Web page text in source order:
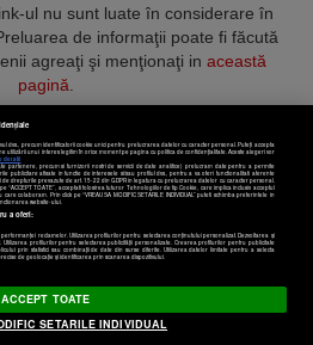
ul nu sunt luate în considerare în
de informaţii poate fi făcută
agreaţi şi menţionaţi in această
pagină
Cookies Contact
BUSINESSMEX S.A.
dvs., precum identificatorii cookie unici pentru prelucrarea datelor cu caracter personal. Puteți accepta
utilizării unui interes legitim în orice moment pe pagina cu politica de confidențialitate. Aceste alegeri vor
detalii
partenere, precum si furnizorii nostri de servicii de date analitice) prelucram date pentru a permite
publicitare afisate in functie de interesele si/sau profilul dvs., pentru a va oferi functionalitati aferente
de drepturile prevazute de art. 15-22 din GDPR in legatura cu prelucrarea datelor cu caracter personal.
pe “ACCEPT TOATE”, acceptati folosirea tuturor Tehnologiilor de tip Cookie, care implica inclusiv acceptul
colaboram. Prin click pe “VREAU SA MODIFIC SETARILE INDIVIDUAL” puteti schimba preferintele in
website-ului.
a oferi:
reclamelor. Utilizarea profilurilor pentru selectarea conținutului personalizat. Dezvoltarea și
profilurilor pentru selectarea publicității personalizate. Crearea profilurilor pentru publicitate
prin statistici sau combinații de date din surse diferite. Utilizarea datelor limitate pentru a selecta
de geolocație și identificarea prin scanarea dispozitivului.
ACCEPT TOATE
SETARILE INDIVIDUAL